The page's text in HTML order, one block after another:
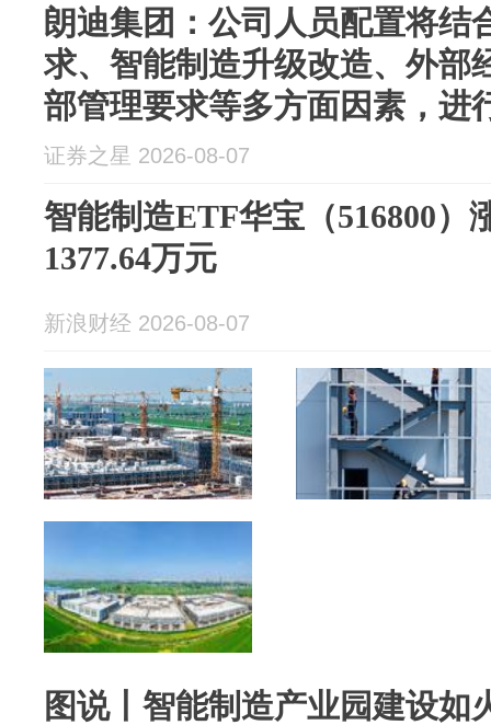
朗迪集团：公司人员配置将结
求、智能制造升级改造、外部
部管理要求等多方面因素，进
证券之星 2026-08-07
智能制造ETF华宝（516800）
1377.64万元
新浪财经 2026-08-07
图说丨智能制造产业园建设如